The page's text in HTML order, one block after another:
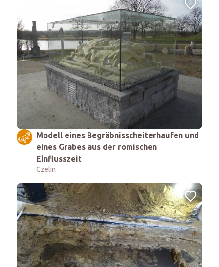
Modell eines Begräbnisscheiterhaufen und
eines Grabes aus der römischen
Einflusszeit
Czelin